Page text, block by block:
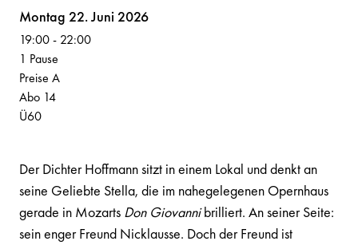
Der Dichter Hoffmann sitzt in einem Lokal und denkt an
seine Geliebte Stella, die im nahegelegenen Opernhaus
gerade in Mozarts Don Giovannibrilliert. An seiner Seite:
sein enger Freund Nicklausse. Doch der Freund ist
Volksoper
Montag 22. Juni 2026
19:00- 22:00
1 Pause
Preise A
Abo 14
Ü60